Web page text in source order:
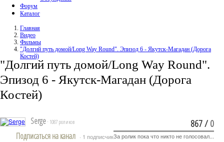
Форум
Каталог
Главная
Видео
Фильмы
"Долгий путь домой/Long Way Round". Эпизод 6 - Якутск-Магадан (Дорога
Костей)
"Долгий путь домой/Long Way Round".
Эпизод 6 - Якутск-Магадан (Дорога
Костей)
Serge · 1087 роликов
Подписаться на канал · 1 подписчик
867/0
За ролик пока что никто не голосовал...